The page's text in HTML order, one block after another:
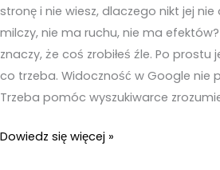
stronę i nie wiesz, dlaczego nikt jej
milczy, nie ma ruchu, nie ma
znaczy, że coś zrobiłeś źle. Po prostu
co trzeba. Widoczność w Google nie
Trzeba pomóc wyszukiwarce
Jak
Dowiedz się więcej »